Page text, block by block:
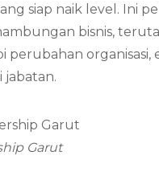
siap naik level. Ini
bisnis,
perubahan organisasi,
jabatan.
Garut